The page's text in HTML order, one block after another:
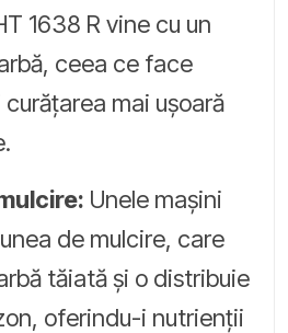
1638 R vine cu un
ceea ce face
mai ușoară
Unele mașini
de mulcire, care
tăiată și o distribuie
oferindu-i nutrienții